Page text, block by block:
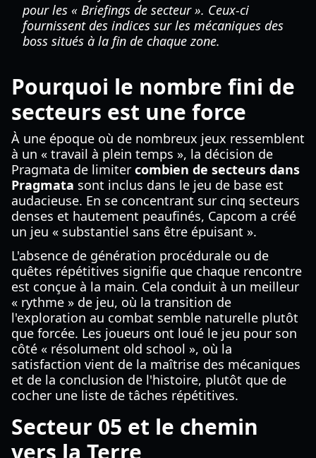
pour les « Briefings de secteur ». Ceux-ci
fournissent des indices sur les mécaniques des
boss situés à la fin de chaque zone.
Pourquoi le nombre fini de
secteurs est une force
À une époque où de nombreux jeux ressemblent
à un « travail à plein temps », la décision de
Pragmata de limiter combien de secteurs dans
Pragmata sont inclus dans le jeu de base est
audacieuse. En se concentrant sur cinq secteurs
denses et hautement peaufinés, Capcom a créé
un jeu « substantiel sans être épuisant ».
L'absence de génération procédurale ou de
quêtes répétitives signifie que chaque rencontre
est conçue à la main. Cela conduit à un meilleur
« rythme » de jeu, où la transition de
l'exploration au combat semble naturelle plutôt
que forcée. Les joueurs ont loué le jeu pour son
côté « résolument old school », où la
satisfaction vient de la maîtrise des mécaniques
et de la conclusion de l'histoire, plutôt que de
cocher une liste de tâches répétitives.
Secteur 05 et le chemin
vers la Terre